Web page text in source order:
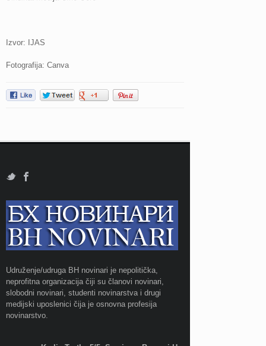
Izvor: IJAS
Fotografija: Canva
Udruženje/udruga BH novinari je nepolitička,
neprofitna organizacija čiji su članovi novinari,
slobodni novinari, studenti novinarstva i drugi
medijski uposlenici čija je osnovna profesija
novinarstvo.